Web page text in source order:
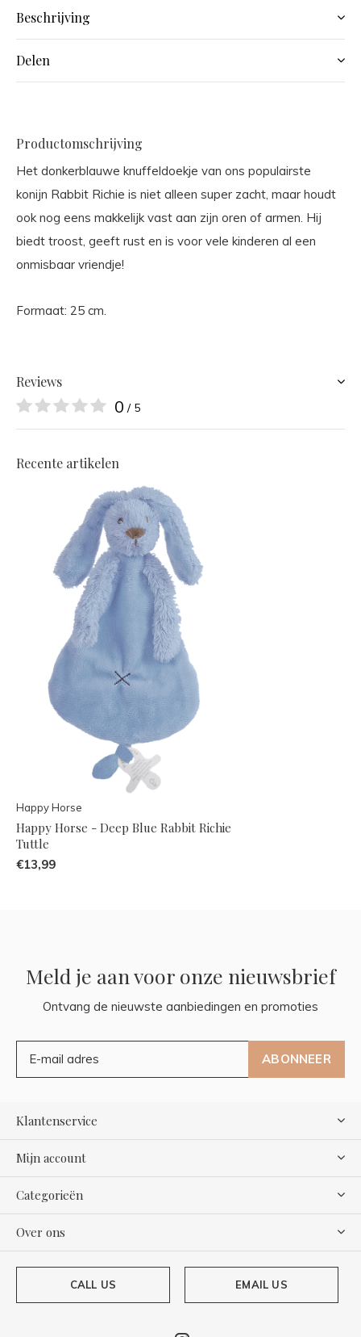
Beschrijving
Delen
Productomschrijving
Het donkerblauwe knuffeldoekje van ons populairste
konijn Rabbit Richie is niet alleen super zacht, maar houdt
ook nog eens makkelijk vast aan zijn oren of armen. Hij
biedt troost, geeft rust en is voor vele kinderen al een
onmisbaar vriendje!
Formaat: 25 cm.
Reviews
0 / 5
Recente artikelen
Happy Horse
Happy Horse - Deep Blue Rabbit Richie
Tuttle
€13,99
Meld je aan voor onze nieuwsbrief
Ontvang de nieuwste aanbiedingen en promoties
ABONNEER
Klantenservice
Mijn account
Categorieën
Over ons
CALL US EMAIL US